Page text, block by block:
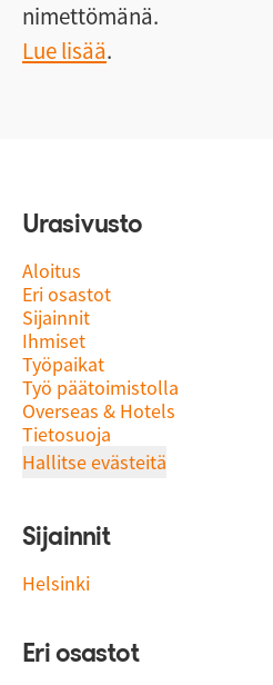
nimettömänä.
Lue lisää.
Urasivusto
Aloitus
Eri osastot
Sijainnit
Ihmiset
Työpaikat
Työ päätoimistolla
Overseas & Hotels
Tietosuoja
Hallitse evästeitä
Sijainnit
Helsinki
Eri osastot